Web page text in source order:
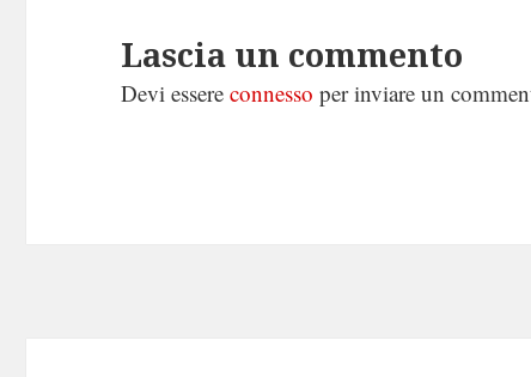
Lascia un commento
Devi essereconnesso per inviare un